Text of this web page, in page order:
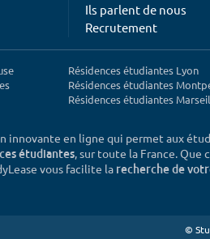
Ils parlent de nous
Recrutement
Résidences étudiantes Lyon
Résidences étudiantes
Résidences étudiantes
innovante en ligne qui permet aux
étudiantes, sur toute la France. Que
vous facilite la recherche de
©